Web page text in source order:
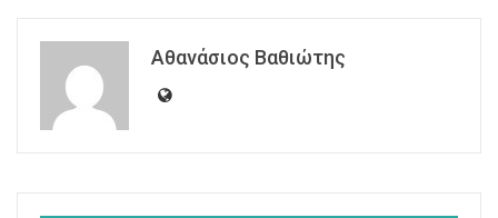
Αθανάσιος Βαθιώτης